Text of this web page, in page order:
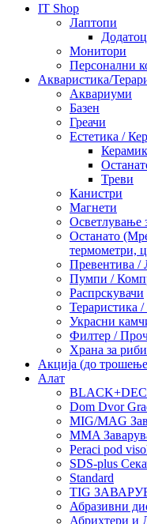
IT Shop
Лаптопи
Монитори
Персонални
Акваристика/
Аквариуми
Базен
Греачи
Естетика /
Треви
Канистри
Магнети
Осветлување
Останато
термометри,
Превентива /
Пумпи /
Распрскувачи
Тераристика
Украсни
Филтер /
Храна за риби
Акција (до
Алат
Dom Dvor
MIG/MAG
MMA
Peraci pod
SDS-plus
Standard
TIG
Абразивни
Абрихтери и